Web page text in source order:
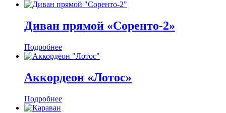
Диван прямой «Соренто-2»
Подробнее
Аккордеон «Лотос»
Подробнее